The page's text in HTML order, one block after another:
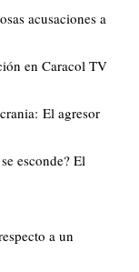
acusaciones a
en Caracol TV
El agresor
esconde? El
a un